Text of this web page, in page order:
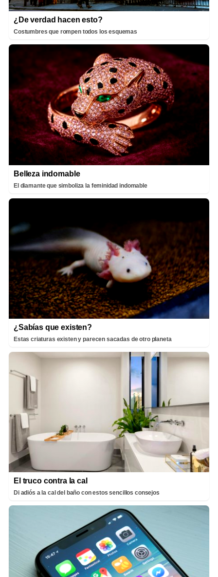
¿De verdad hacen esto?
Costumbres que rompen todos los esquemas
Belleza indomable
El diamante que simboliza la feminidad indomable
¿Sabías que existen?
Estas criaturas existen y parecen sacadas de otro planeta
El truco contra la cal
Di adiós a la cal del baño con estos sencillos consejos